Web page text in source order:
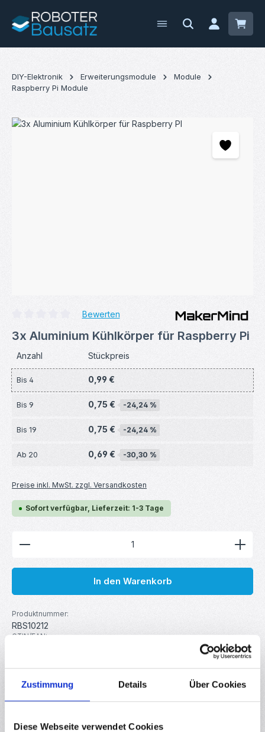
Zustimmung Details Über Cookies
Diese Webseite verwendet Cookies
Zum Hauptinhalt springen
DIY-Elektronik Erweiterungsmodule
Module
Raspberry Pi Module
Bildergalerie überspringen
Bewerten
3x Aluminium Kühlkörper für Raspberry Pi
Anzahl Stückpreis
Bis 4 0,99 €
Bis 9 0,75 € -24,24 %
Bis 19 0,75 € -24,24 %
Ab 20 0,69 € -30,30 %
Preise inkl. MwSt. zzgl. Versandkosten
Sofort verfügbar, Lieferzeit: 1-3 Tage
Produkt Anzahl: Gib den gewünschten Wert ein
In den Warenkorb
Produktnummer:
RBS10212
GTIN/EAN:
MakerMind
Gewicht: